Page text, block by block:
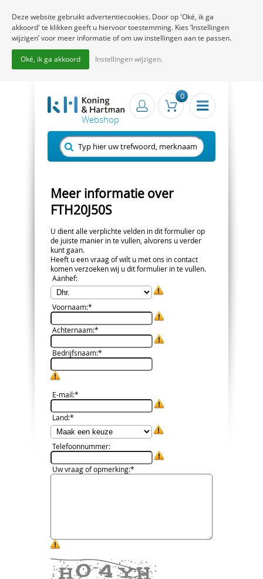
0
Meer informatie over
FTH20J50S
U dient alle verplichte velden in dit formulier op
de juiste manier in te vullen, alvorens u verder
kunt gaan.
Heeft u een vraag of wilt u met ons in contact
komen verzoeken wij u dit formulier in te vullen.
Aanhef:
Voornaam:*
Achternaam:*
Bedrijfsnaam:*
E-mail:*
Land:*
Telefoonnummer:
Uw vraag of opmerking:*
Deze website gebruikt advertentiecookies. Door op 'Oké, ik ga
akkoord' te klikken geeft u hiervoor toestemming. Kies ‘Instellingen
wijzigen’ voor meer informatie of om uw instellingen aan te passen.
Oké, ik ga akkoord Instellingen wijzigen.